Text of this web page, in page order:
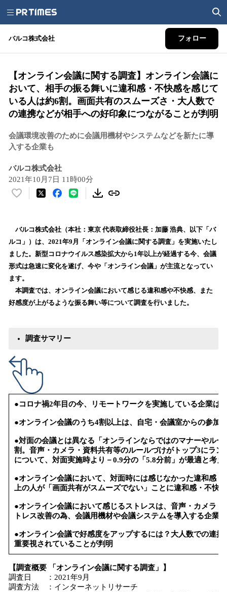
バルコ株式会社 フォロー
【オンライン会議に関する調査】オンライン会議に
おいて、相手の振る舞いに違和感・不快感を感じて
いる人は約6割。画面共有のスムーズさ・大人数で
の連携などが相手への好印象につながることが判明
会議環境改善のために会議用機材やシステムなどを新たに導
入する企業も
バルコ株式会社
2021年10月7日 11時00分
い
！
数
を
読
込
み
中
バルコ株式会社（本社：東京 代表取締役社長：加藤 浩典、以下「バ
ルコ」）は、2021年9月「オンライン会議に関する調査」を実施いたし
ました。新型コロナウイルス感染拡大から1年以上が経過する今、会議
形式は急速に変化を遂げ、今や「オンライン会議」が主流となってい
ます。
本調査では、オンライン会議において感じる違和感や不快感、また
好感度が上がるような振る舞い等について調査を行いました。
調査サマリー
●コロナ禍2年目の今、リモートワークを実施している企業は
●オンライン会議のうち4割以上は、自宅・会議室からの参加
●対面の会議とは異なる「オンラインならではのマナーやル
割。音声・カメラ・資料共有等のルールづけがトップ3にラ
について、対面実施時より－0.9分の「5.8分前」が最適と考
●オンライン会議において、対面時には感じなかった違和感
上の人が「画面共有がスムーズでない」ことに違和感・不快
●オンライン会議において感じるストレスは、音声・カメラ
トレス改善の為、会議用機材や会議システムを導入する企業も
●オンライン会議で好感度をアップするには？大人数での連
重要視されていることが判明
【調査概要 「オンライン会議に関する調査」】
調査日 ：2021年9月
調査方法 ：インターネットリサーチ